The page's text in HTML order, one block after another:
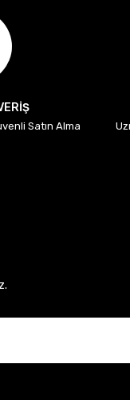
Satın Alma